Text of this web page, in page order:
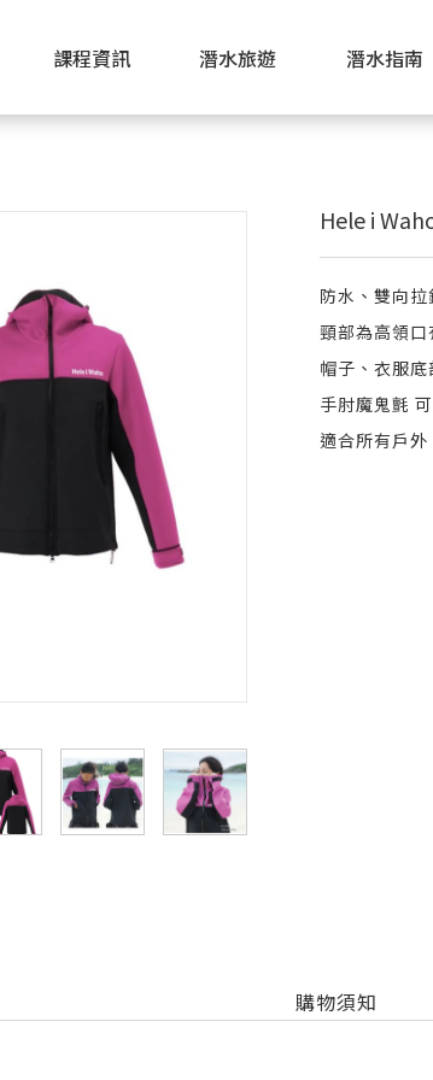
課程資訊 潛水旅遊 潛水指南
Hele i
防水、雙向拉
頸部為高領口
帽子、衣服
手肘魔鬼氈
適合所有戶
購物須知